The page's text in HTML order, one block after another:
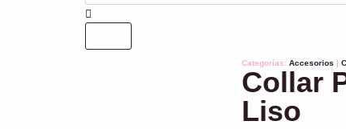
Categorías: Accesorios
Collar
Liso